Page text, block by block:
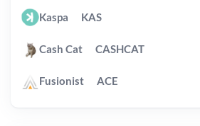
Kaspa KAS
Cash Cat CASHCAT
Fusionist ACE